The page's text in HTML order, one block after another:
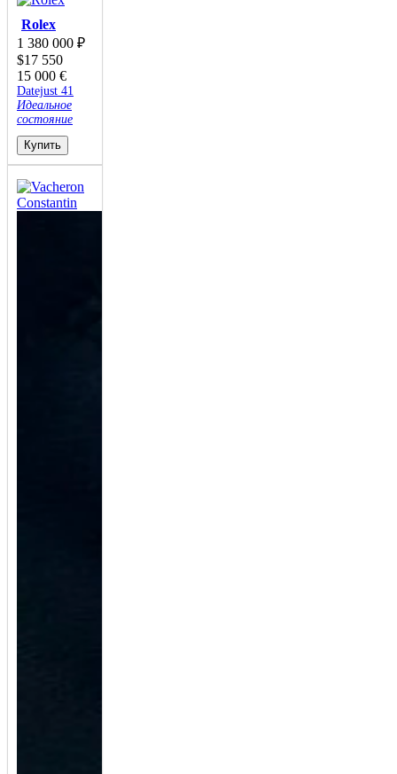
Rolex
1 380 000 ₽
$17 550
15 000 €
Datejust 41
Идеальное
состояние
Купить